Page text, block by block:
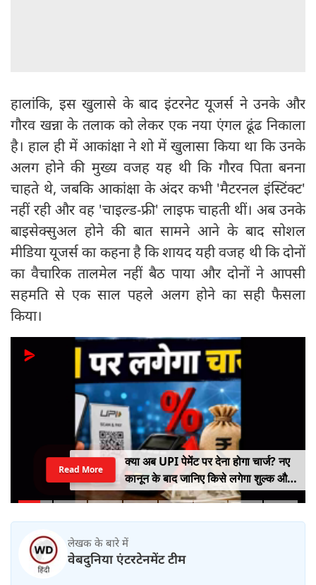
हालांकि, इस खुलासे के बाद इंटरनेट यूजर्स ने उनके और
गौरव खन्ना के तलाक को लेकर एक नया एंगल ढूंढ निकाला
है। हाल ही में आकांक्षा ने शो में खुलासा किया था कि उनके
अलग होने की मुख्य वजह यह थी कि गौरव पिता बनना
चाहते थे, जबकि आकांक्षा के अंदर कभी 'मैटरनल इंस्टिंक्ट'
नहीं रही और वह 'चाइल्ड-फ्री' लाइफ चाहती थीं। अब उनके
बाइसेक्सुअल होने की बात सामने आने के बाद सोशल
मीडिया यूजर्स का कहना है कि शायद यही वजह थी कि दोनों
का वैचारिक तालमेल नहीं बैठ पाया और दोनों ने आपसी
सहमति से एक साल पहले अलग होने का सही फैसला
किया।
क्या अब UPI पेमेंट पर देना होगा चार्ज? नए
कानून के बाद जानिए किसे लगेगा शुल्क और
किसे नहीं
Read More
लेखक के बारे में
वेबदुनिया एंटरटेनमेंट टीम